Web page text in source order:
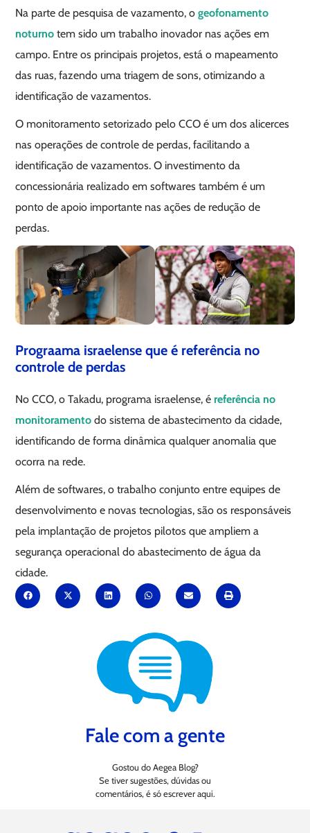
Na parte de pesquisa de vazamento, ogeofonamento
noturno tem sido um trabalho inovador nas ações em
campo. Entre os principais projetos, está o mapeamento
das ruas, fazendo uma triagem de sons, otimizando a
identificação de vazamentos.
O monitoramento setorizado pelo CCO é um dos alicerces
nas operações de controle de perdas, facilitando a
identificação de vazamentos. O investimento da
concessionária realizado em softwares também é um
ponto de apoio importante nas ações de redução de
perdas.
Prograama israelense que é referência no
controle de perdas
No CCO, o Takadu, programa israelense, é referência no
monitoramento do sistema de abastecimento da cidade,
identificando de forma dinâmica qualquer anomalia que
ocorra na rede.
Além de softwares, o trabalho conjunto entre equipes de
desenvolvimento e novas tecnologias, são os responsáveis
pela implantação de projetos pilotos que ampliem a
segurança operacional do abastecimento de água da
cidade.
Fale com a gente
Gostou do Aegea Blog?
Se tiver sugestões, dúvidas ou
comentários, é só escrever aqui.